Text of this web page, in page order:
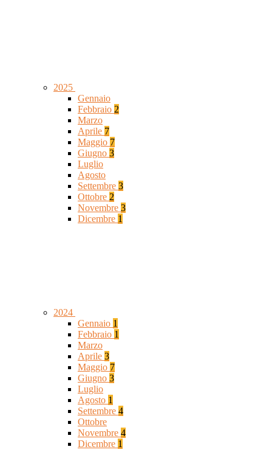
2025
Gennaio
Febbraio 2
Marzo
Aprile 7
Maggio 7
Giugno 3
Luglio
Agosto
Settembre 3
Ottobre 2
Novembre 3
Dicembre 1
2024
Gennaio 1
Febbraio 1
Marzo
Aprile 3
Maggio 7
Giugno 3
Luglio
Agosto 1
Settembre 4
Ottobre
Novembre 4
Dicembre 1